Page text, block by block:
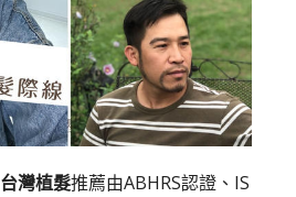
台灣植髮推薦由ABHRS認證、IS